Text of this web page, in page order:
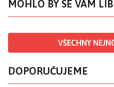
MOHLO BY SE VÁM
VŠECHNY
DOPORUČUJEME